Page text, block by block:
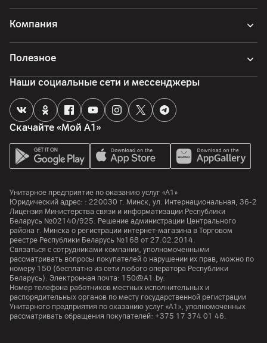
Компания
Полезное
Скачайте «Мой А1»
Наши социальные сети и мессенджеры
Унитарное предприятие по оказанию услуг «А1»
Юридический адрес: : 220030 г. Минск, ул. Интернациональная, 36-2
Лицензия Министерства связи и информатизации Республики
Беларусь №02140/925. Решение администрации Центрального
района г. Минска о регистрации интернет-магазина в Торговом
реестре Республики Беларусь №168 от 27.02.2014.
Связаться с сотрудниками компании, уполномоченными
рассматривать вопросы покупателей о нарушении их прав, можно по
номеру 150 (бесплатно из сети любого оператора Республики
Беларусь). Электронная почта: 150@A1.by.
Номер телефона работников местных исполнительных и
распорядительных органов по месту государственной регистрации
Унитарного предприятия по оказанию услуг «А1», уполномоченных
рассматривать обращения покупателей: +375 17 374 01 46.